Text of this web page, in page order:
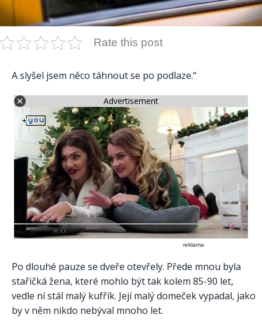
Rate this post
A slyšel jsem něco táhnout se po podlaze.“
Advertisement
reklama
Po dlouhé pauze se dveře otevřely. Přede mnou byla
stařičká žena, které mohlo být tak kolem 85-90 let,
vedle ní stál malý kufřík. Její malý domeček vypadal, jako
by v něm nikdo nebýval mnoho let.